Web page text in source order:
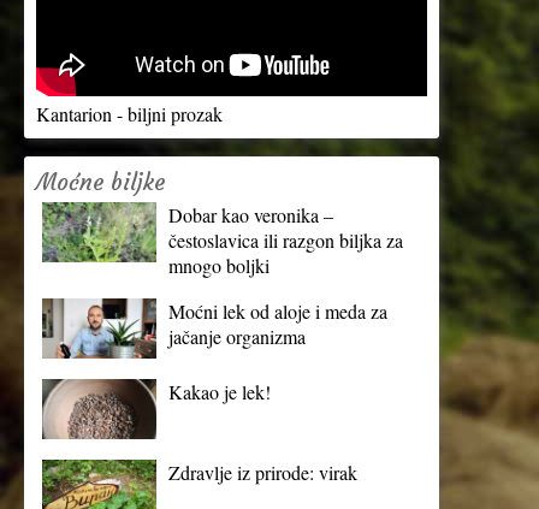
Kantarion - biljni prozak
Moćne biljke
Dobar kao veronika –
čestoslavica ili razgon biljka za
mnogo boljki
Moćni lek od aloje i meda za
jačanje organizma
Kakao je lek!
Zdravlje iz prirode: virak